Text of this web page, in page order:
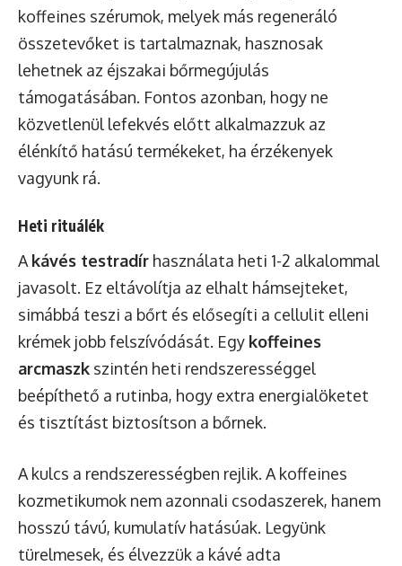
koffeines szérumok, melyek más regeneráló
összetevőket is tartalmaznak, hasznosak
lehetnek az éjszakai bőrmegújulás
támogatásában. Fontos azonban, hogy ne
közvetlenül lefekvés előtt alkalmazzuk az
élénkítő hatású termékeket, ha érzékenyek
vagyunk rá.
Heti rituálék
A kávés testradír használata heti 1-2 alkalommal
javasolt. Ez eltávolítja az elhalt hámsejteket,
simábbá teszi a bőrt és elősegíti a cellulit elleni
krémek jobb felszívódását. Egy koffeines
arcmaszk szintén heti rendszerességgel
beépíthető a rutinba, hogy extra energialöketet
és tisztítást biztosítson a bőrnek.
A kulcs a rendszerességben rejlik. A koffeines
kozmetikumok nem azonnali csodaszerek, hanem
hosszú távú, kumulatív hatásúak. Legyünk
türelmesek, és élvezzük a kávé adta